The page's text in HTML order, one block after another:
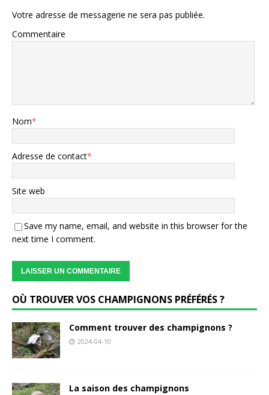
Votre adresse de messagerie ne sera pas publiée.
Commentaire
Nom*
Adresse de contact*
Site web
Save my name, email, and website in this browser for the
next time I comment.
OÙ TROUVER VOS CHAMPIGNONS PRÉFÉRÉS ?
Comment trouver des champignons ?
2024-04-10
La saison des champignons